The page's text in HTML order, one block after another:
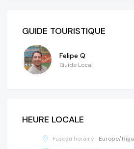
GUIDE TOURISTIQUE
Felipe Q
Guide Local
HEURE LOCALE
Fuseau horaire : Europe/Riga